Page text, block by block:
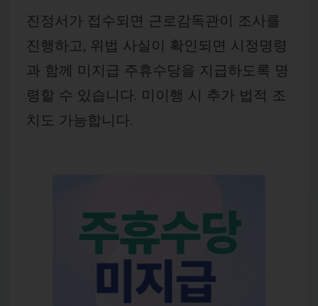
진정서가 접수되면 근로감독관이 조사를
진행하고, 위법 사실이 확인되면 시정명령
과 함께 미지급 주휴수당을 지급하도록 명
령할 수 있습니다. 미이행 시 추가 법적 조
치도 가능합니다.